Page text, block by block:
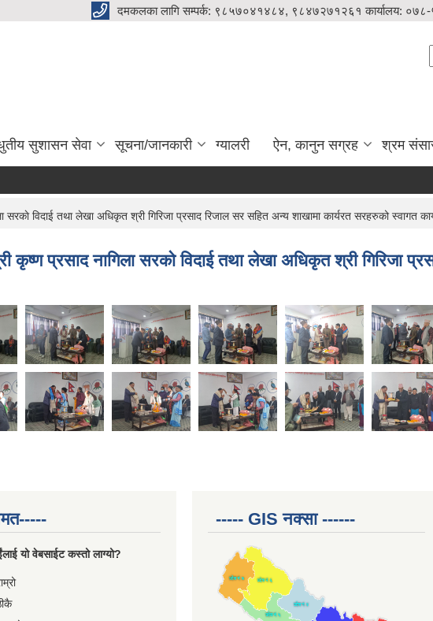
दमकलका लागि सम्पर्क: ९८५७०४१४८४, ९८४७२७१२६१ कार्यालय:
सुशासन सेवा सूचना/जानकारी ग्यालरी ऐन, कानुन सग्रह श्रम
विदाई तथा लेखा अधिकृत श्री गिरिजा प्रसाद रिजाल सर सहित अन्य शाखामा कार्यरत सरहरुको स्वागत
प्रसाद नागिला सरकाे विदाई तथा लेखा अधिकृत श्री गिरिजा
यो वेबसाईट कस्तो लाग्यो?
----- GIS नक्सा ------